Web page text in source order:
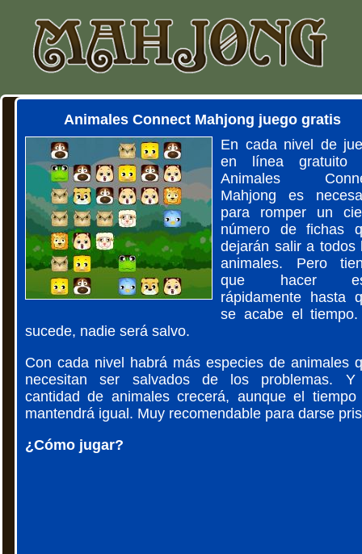
Animales Connect Mahjong juego gratis
En cada nivel de
en línea gratuito
Animales
Mahjong es
para romper un
número de fichas
dejarán salir a todos
animales. Pero
que hacer
rápidamente hasta
se acabe el
sucede, nadie será salvo.
Con cada nivel habrá más especies de animales
necesitan ser salvados de los problemas.
cantidad de animales crecerá, aunque el tiempo
mantendrá igual. Muy recomendable para darse
¿Cómo jugar?